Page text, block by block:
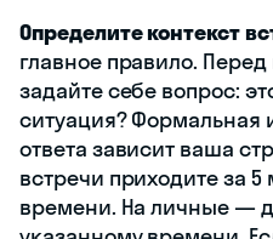
Определите контекст
главное правило.
задайте себе вопрос:
ситуация? Формальная
ответа зависит ваша
встречи приходите за
времени. На личные —